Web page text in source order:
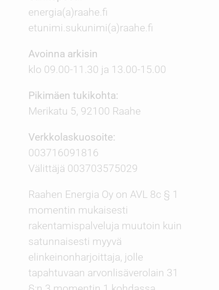
energia(a)raahe.fi
etunimi.sukunimi(a)raahe.fi
Avoinna arkisin
klo 09.00-11.30 ja 13.00-15.00
Pikimäen tukikohta:
Merikatu 5, 92100 Raahe
Verkkolaskuosoite:
003716091816
Välittäjä 003703575029
Raahen Energia Oy on AVL 8c § 1
momentin mukaisesti
rakentamispalveluja muutoin kuin
satunnaisesti myyvä
elinkeinonharjoittaja, jolle
tapahtuvaan arvonlisäverolain 31